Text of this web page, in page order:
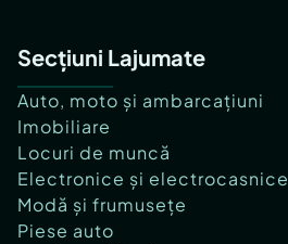
Secțiuni Lajumate
Auto, moto și ambarcațiuni
Imobiliare
Locuri de muncă
Electronice și electrocasnice
Modă și frumusețe
Piese auto